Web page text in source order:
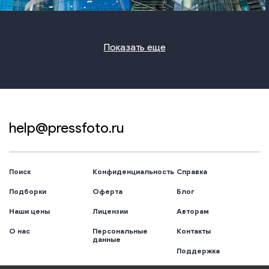
Показать еще
help@pressfoto.ru
Поиск
Подборки
Наши цены
О нас
Конфиденциальность
Оферта
Лицензии
Персональные
данные
Справка
Блог
Авторам
Контакты
Поддержка